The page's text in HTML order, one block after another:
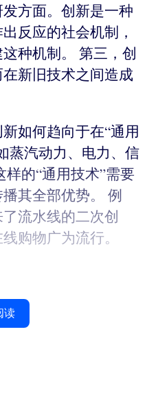
方面。创新是一种
反应的社会机制，
种机制。 第三，创
新旧技术之间造成
如何趋向于在“通用
蒸汽动力、电力、信
的“通用技术”需要
其全部优势。 例
流水线的二次创
购物广为流行。
读